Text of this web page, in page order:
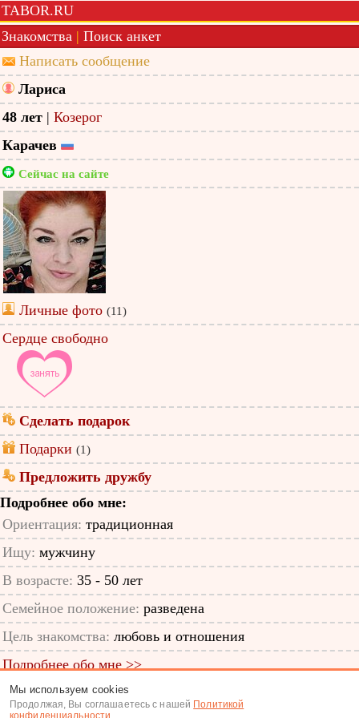
TABOR.RU
Знакомства | Поиск анкет
Написать сообщение
Лариса
48 лет | Козерог
Карачев
Сейчас на сайте
Личные фото (11)
Сердце свободно
Сделать подарок
Подарки (1)
Предложить дружбу
Подробнее обо мне:
Ориентация: традиционная
Ищу: мужчину
В возрасте: 35 - 50 лет
Семейное положение: разведена
Цель знакомства: любовь и отношения
Подробнее обо мне >>
ID анкеты: 42826406
Мы используем cookies
Продолжая, Вы соглашаетесь с нашей Политикой
конфиденциальности